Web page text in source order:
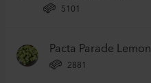
5101
Pacta Parade Lemon
2881